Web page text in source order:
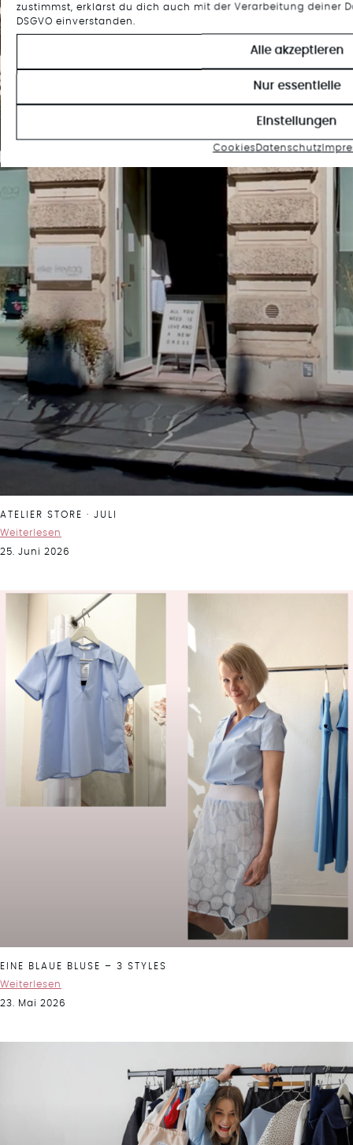
zustimmst, erklärst du dich auch mit der Verarbeitung deiner
DSGVO einverstanden.
Alle akzeptieren
Nur essentielle
Einstellungen
CookiesDatenschutz
ATELIER STORE · JULI
Weiterlesen
25. Juni 2026
EINE BLAUE BLUSE – 3 STYLES
Weiterlesen
23. Mai 2026